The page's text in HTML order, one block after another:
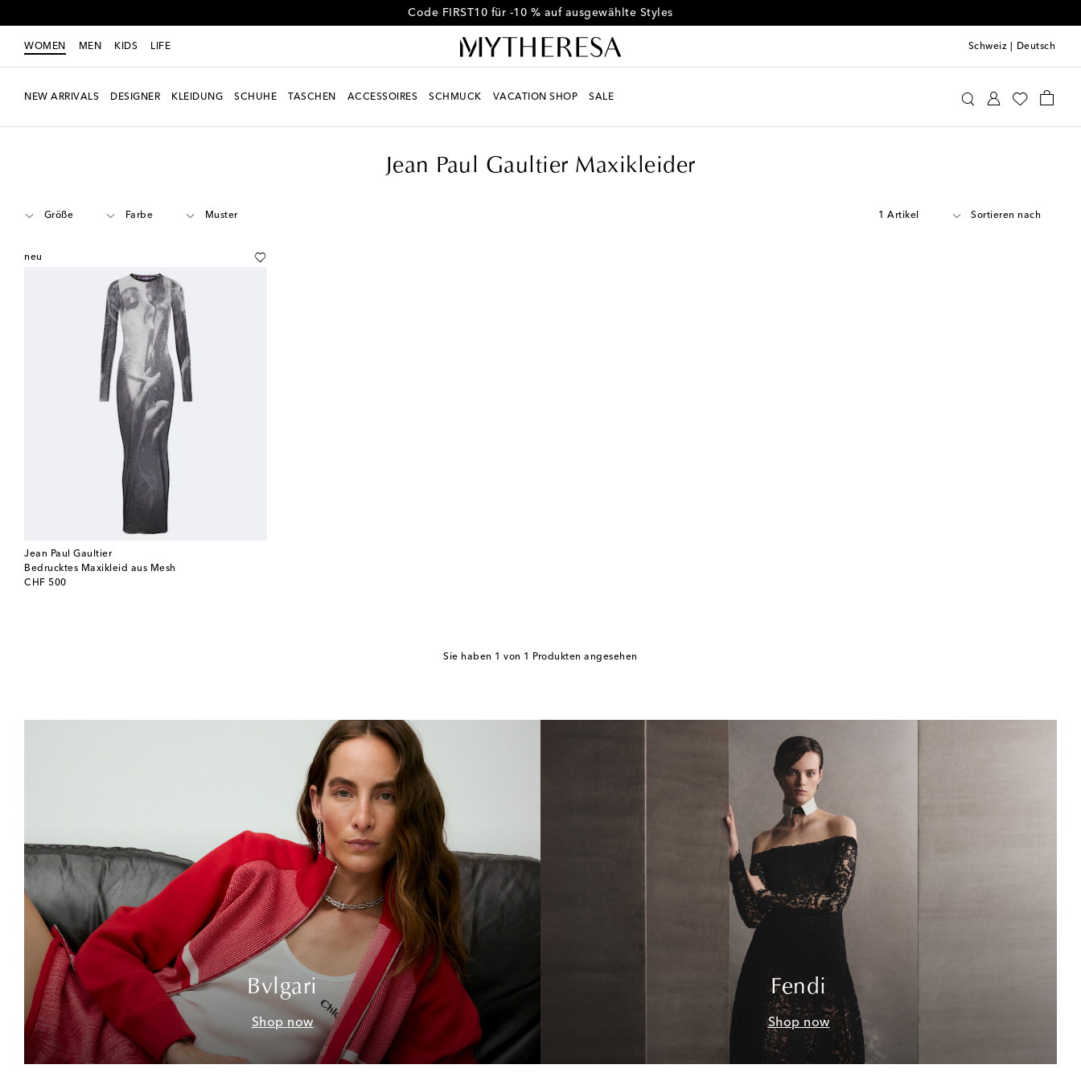
Erhalten Sie -10 % auf Ihre erste Bestellung ab CHF 450
WOMEN MEN KIDS LIFE Schweiz Deutsch
NEW ARRIVALS DESIGNER KLEIDUNG SCHUHE TASCHEN ACCESSOIRES SCHMUCK VACATION SHOP SALE
Jean Paul Gaultier Maxikleider
Größe Farbe Muster 1 Artikel Sortieren nach
neu
Jean Paul Gaultier
Bedrucktes Maxikleid aus Mesh
CHF 500
original price
Sie haben 1 von 1 Produkten angesehen
Bvlgari
Shop now
Fendi
Shop now